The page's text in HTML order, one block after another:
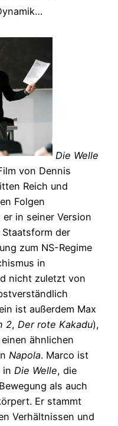
Die Welle
von Dennis
Reich und
Folgen
in seiner Version
der
zum NS-Regime
in
nicht zuletzt von
ist außerdem Max
2, Der rote Kakadu),
ähnlichen
Napola. Marco ist
in Die Welle, die
als auch
Er stammt
Verhältnissen und